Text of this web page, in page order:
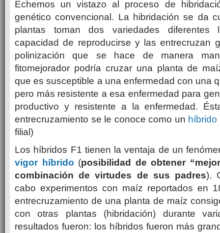
Echemos un vistazo al proceso de
genético convencional. La hibridación se da
plantas toman dos variedades
capacidad de reproducirse y las entrecruzan
polinización que se hace de manera
fitomejorador podría cruzar una planta de
que es susceptible a una enfermedad con una
pero más resistente a esa enfermedad para
productivo y resistente a la enfermedad.
entrecruzamiento se le conoce como un híbrido
filial)
Los híbridos F1 tienen la ventaja de un
vigor híbrido (posibilidad de obtener
combinación de virtudes de sus padres).
cabo experimentos con maíz reportados en
entrecruzamiento de una planta de maíz
con otras plantas (hibridación) durante
resultados fueron: los híbridos fueron más